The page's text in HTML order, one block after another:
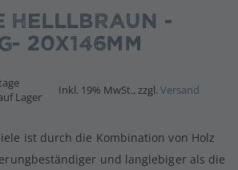
helllbraun -
20x146mm
Lager Inkl. 19% MwSt., zzgl. Versand
ist durch die Kombination von Holz
und langlebiger als die